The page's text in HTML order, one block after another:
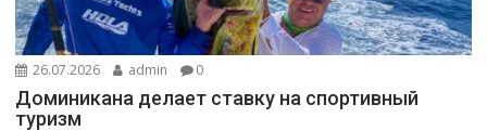
26.07.2026 admin 0
Доминикана делает ставку на спортивный
туризм